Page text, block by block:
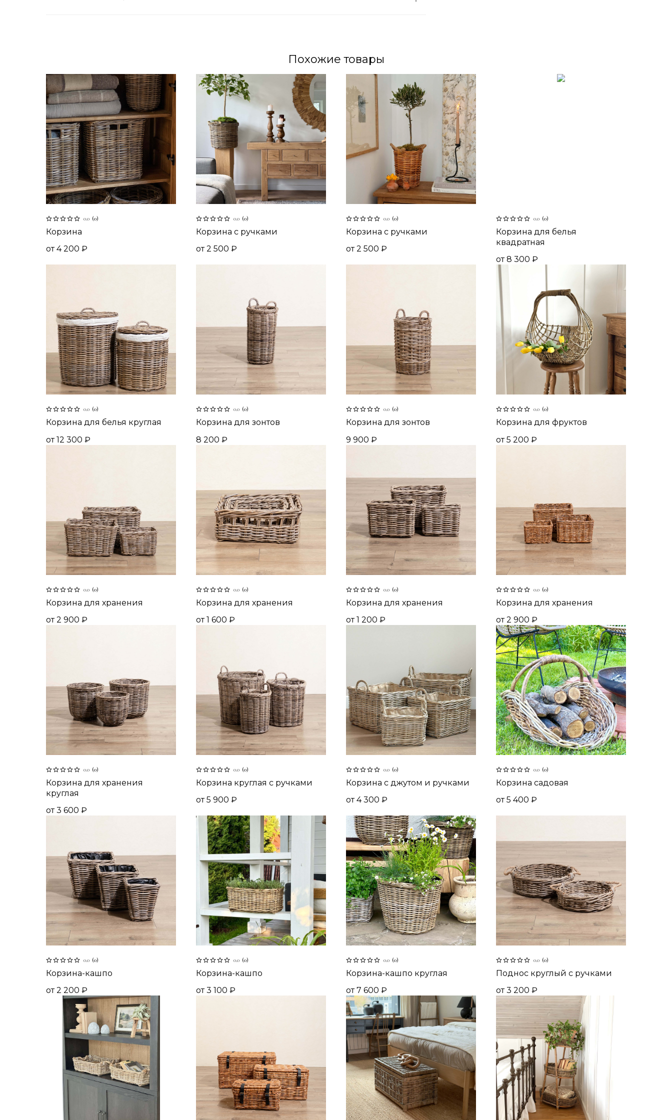
Похожие товары
0.0 (0)
Корзина
от 4 200 ₽
0.0 (0)
Корзина c ручками
от 2 500 ₽
0.0 (0)
Корзина c ручками
от 2 500 ₽
0.0 (0)
Корзина для белья
квадратная
от 8 300 ₽
0.0 (0)
Корзина для белья круглая
от 12 300 ₽
0.0 (0)
Корзина для зонтов
8 200 ₽
0.0 (0)
Корзина для зонтов
9 900 ₽
0.0 (0)
Корзина для фруктов
от 5 200 ₽
0.0 (0)
Корзина для хранения
от 2 900 ₽
0.0 (0)
Корзина для хранения
от 1 600 ₽
0.0 (0)
Корзина для хранения
от 1 200 ₽
0.0 (0)
Корзина для хранения
от 2 900 ₽
0.0 (0)
Корзина для хранения
круглая
от 3 600 ₽
0.0 (0)
Корзина круглая с ручками
от 5 900 ₽
0.0 (0)
Корзина с джутом и ручками
от 4 300 ₽
0.0 (0)
Корзина садовая
от 5 400 ₽
0.0 (0)
Корзина-кашпо
от 2 200 ₽
0.0 (0)
Корзина-кашпо
от 3 100 ₽
0.0 (0)
Корзина-кашпо круглая
от 7 600 ₽
0.0 (0)
Поднос круглый с ручками
от 3 200 ₽